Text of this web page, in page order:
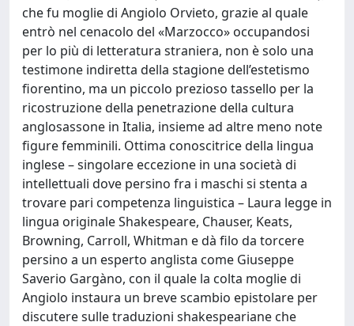
che fu moglie di Angiolo Orvieto, grazie al quale
entrò nel cenacolo del «Marzocco» occupandosi
per lo più di letteratura straniera, non è solo una
testimone indiretta della stagione dell’estetismo
fiorentino, ma un piccolo prezioso tassello per la
ricostruzione della penetrazione della cultura
anglosassone in Italia, insieme ad altre meno note
figure femminili. Ottima conoscitrice della lingua
inglese – singolare eccezione in una società di
intellettuali dove persino fra i maschi si stenta a
trovare pari competenza linguistica – Laura legge in
lingua originale Shakespeare, Chauser, Keats,
Browning, Carroll, Whitman e dà filo da torcere
persino a un esperto anglista come Giuseppe
Saverio Gargàno, con il quale la colta moglie di
Angiolo instaura un breve scambio epistolare per
discutere sulle traduzioni shakespeariane che